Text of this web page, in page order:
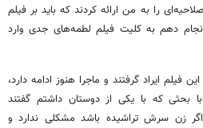
را به من ارائه کردند که باید بر فیلم
دهم به کلیت فیلم لطمه‌های جدی وارد
فیلم ایراد گرفتند و ماجرا هنوز ادامه دارد،
بحثی که با یکی از دوستان داشتم گفتند
اگر زن سرش تراشیده باشد مشکلی ندارد و